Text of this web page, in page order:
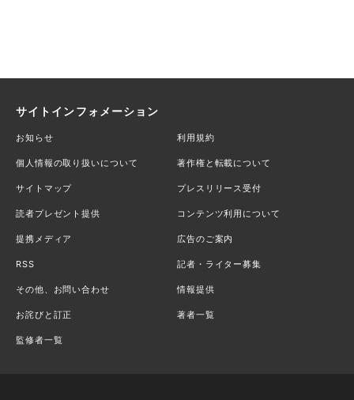
サイトインフォメーション
お知らせ 利用規約
個人情報の取り扱いについて 著作権と転載について
サイトマップ プレスリリース受付
読者プレゼント提供 コンテンツ利用について
提携メディア 広告のご案内
RSS 記者・ライター募集
その他、お問い合わせ 情報提供
お詫びと訂正 著者一覧
監修者一覧